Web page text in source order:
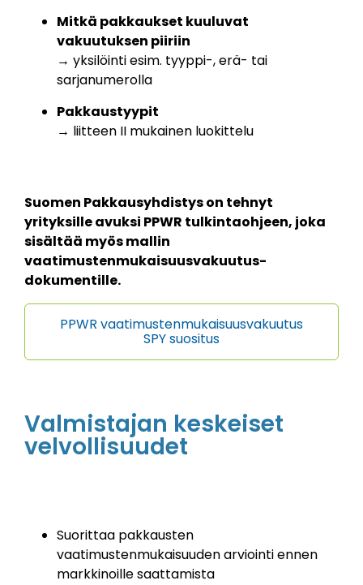
Mitkä pakkaukset kuuluvat
vakuutuksen piiriin
→ yksilöinti esim. tyyppi-, erä- tai
sarjanumerolla
Pakkaustyypit
→ liitteen II mukainen luokittelu
Suomen Pakkausyhdistys on tehnyt
yrityksille avuksi PPWR tulkintaohjeen, joka
sisältää myös mallin
vaatimustenmukaisuusvakuutus-
dokumentille.
PPWR vaatimustenmukaisuusvakuutus
SPY suositus
Valmistajan keskeiset
velvollisuudet
Suorittaa pakkausten
vaatimustenmukaisuuden arviointi ennen
markkinoille saattamista